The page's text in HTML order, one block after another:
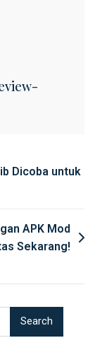
Dicoba untuk
APK Mod
Sekarang!
Search